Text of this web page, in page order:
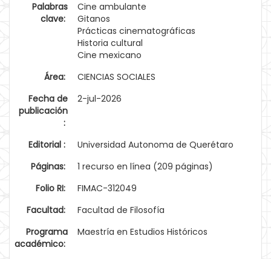
Palabras
clave:
Cine ambulante
Gitanos
Prácticas cinematográficas
Historia cultural
Cine mexicano
Área:
CIENCIAS SOCIALES
Fecha de
publicación
:
2-jul-2026
Editorial :
Universidad Autonoma de Querétaro
Páginas:
1 recurso en línea (209 páginas)
Folio RI:
FIMAC-312049
Facultad:
Facultad de Filosofía
Programa
académico:
Maestría en Estudios Históricos